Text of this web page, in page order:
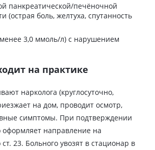
панкреатической/печёночной
(острая боль, желтуха, спутанность
3,0 ммоль/л) с нарушением
на практике
нарколога (круглосуточно,
на дом, проводит осмотр,
симптомы. При подтверждении
направление на
23. Больного увозят в стационар в